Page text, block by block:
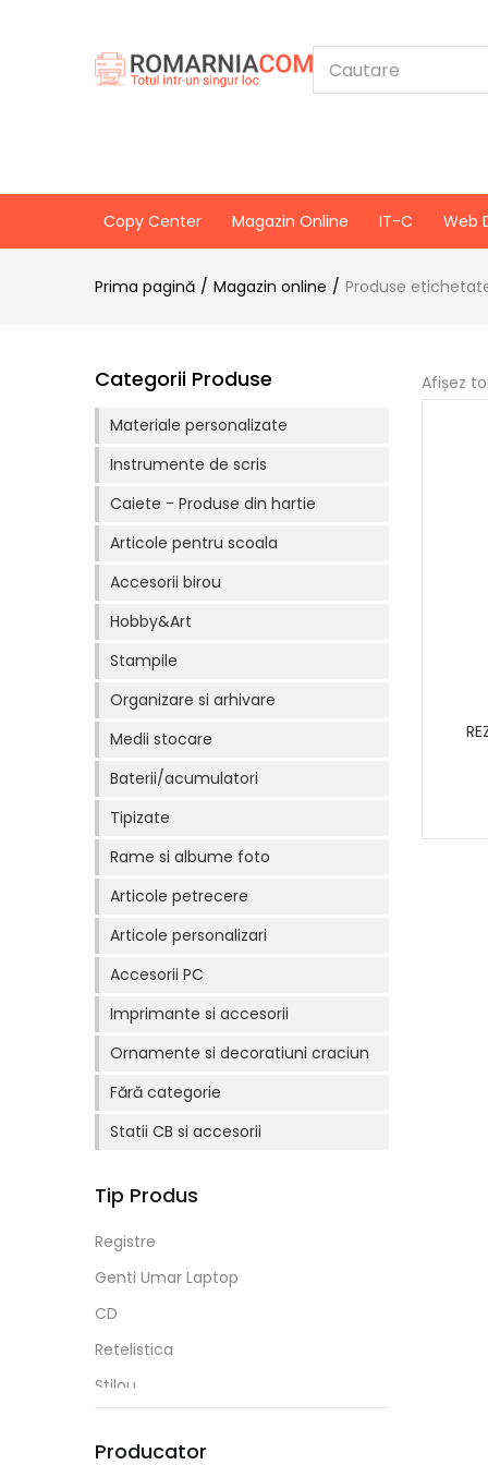
Copy Center Magazin Online IT-C Web
Prima pagină Magazin online Produse
Afișez
Categorii Produse
Materiale personalizate
Instrumente de scris
Caiete - Produse din hartie
Articole pentru scoala
Accesorii birou
Hobby&Art
Stampile
Organizare si arhivare
Medii stocare
Baterii/acumulatori
Tipizate
Rame si albume foto
Articole petrecere
Articole personalizari
Accesorii PC
Imprimante si accesorii
Ornamente si decoratiuni craciun
Fără categorie
Statii CB si accesorii
Tip Produs
Registre
Genti Umar Laptop
CD
Retelistica
Stilou
Penare 3 Fermoare
Producator